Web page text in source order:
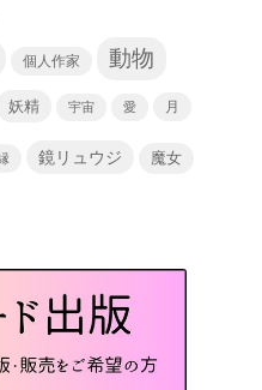
個人作家 動物
妖精 宇宙 愛 月
鏡リュウジ 魔女